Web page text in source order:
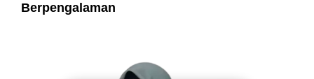
Berpengalaman